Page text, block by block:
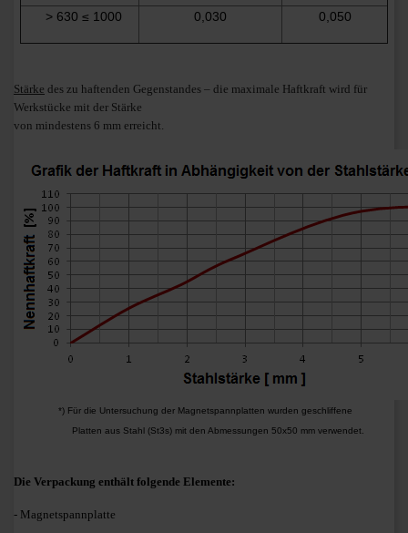
> 630 ≤ 1000 0,030 0,050
Stärke des zu haftenden Gegenstandes – die maximale Haftkraft wird für
Werkstücke mit der Stärke
von mindestens 6 mm erreicht.
*) Für die Untersuchung der Magnetspannplatten wurden geschliffene
Platten aus Stahl (St3s) mit den Abmessungen 50x50 mm verwendet.
Die Verpackung enthält folgende Elemente:
- Magnetspannplatte